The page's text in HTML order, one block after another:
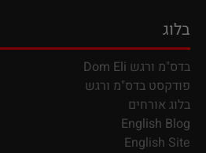
בלוג
בדס"מ ורגש Dom Eli
פודקסט בדס"מ ורגש
בלוג אורחים
English Blog
English Site